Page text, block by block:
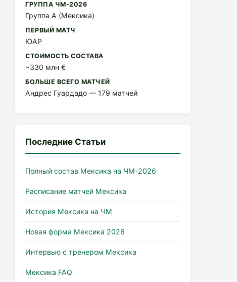
ГРУППА ЧМ-2026
Группа A (Мексика)
ПЕРВЫЙ МАТЧ
ЮАР
СТОИМОСТЬ СОСТАВА
~330 млн €
БОЛЬШЕ ВСЕГО МАТЧЕЙ
Андрес Гуардадо — 179 матчей
Последние Статьи
Полный состав Мексика на ЧМ-2026
Расписание матчей Мексика
История Мексика на ЧМ
Новая форма Мексика 2026
Интервью с тренером Мексика
Мексика FAQ